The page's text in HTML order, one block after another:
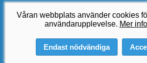
Installation av WordPress
Prislista
kundservice@
08 559 367 52 (08-12 / 13-16)
© 2026 Domeneshop AS ·
Våran webbplats använder cookies
användarupplevelse. Mer
Endast nödvändiga